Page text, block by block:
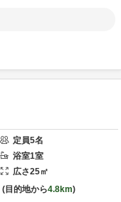
定員5名
浴室1室
広さ25㎡
目的地から4.8km